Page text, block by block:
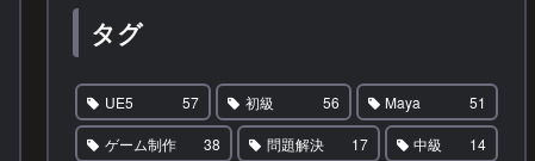
タグ
UE5 57 初級 56 Maya 51
ゲーム制作 38 問題解決 17 中級 14